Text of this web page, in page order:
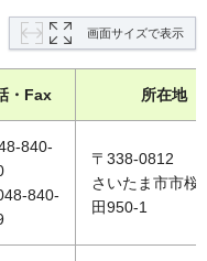
画面サイズで表示
・Fax 所在地
840-
840-
〒338-0812
さいたま市市桜
田950-1